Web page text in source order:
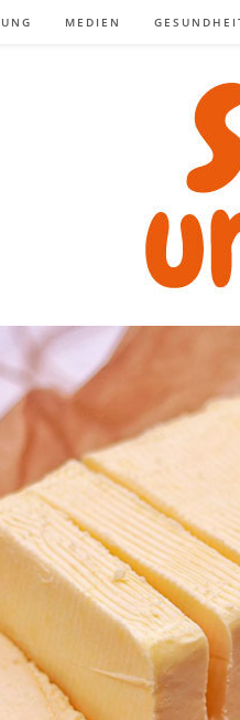
MEDIEN